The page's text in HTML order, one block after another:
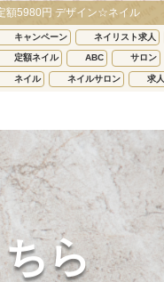
額5980円 デザイン☆ネイル
キャンペーン ネイリスト求人
定額ネイル ABC サロン
ネイル ネイルサロン 求人
ら